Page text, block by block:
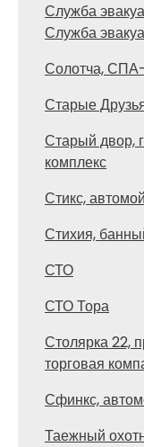
Служба
Служба
Солотча,
Старые
Старый двор,
комплекс
Стикс,
Стихия,
СТО
СТО Тора
Столярка 22,
торговая
Сфинкс,
Таежный